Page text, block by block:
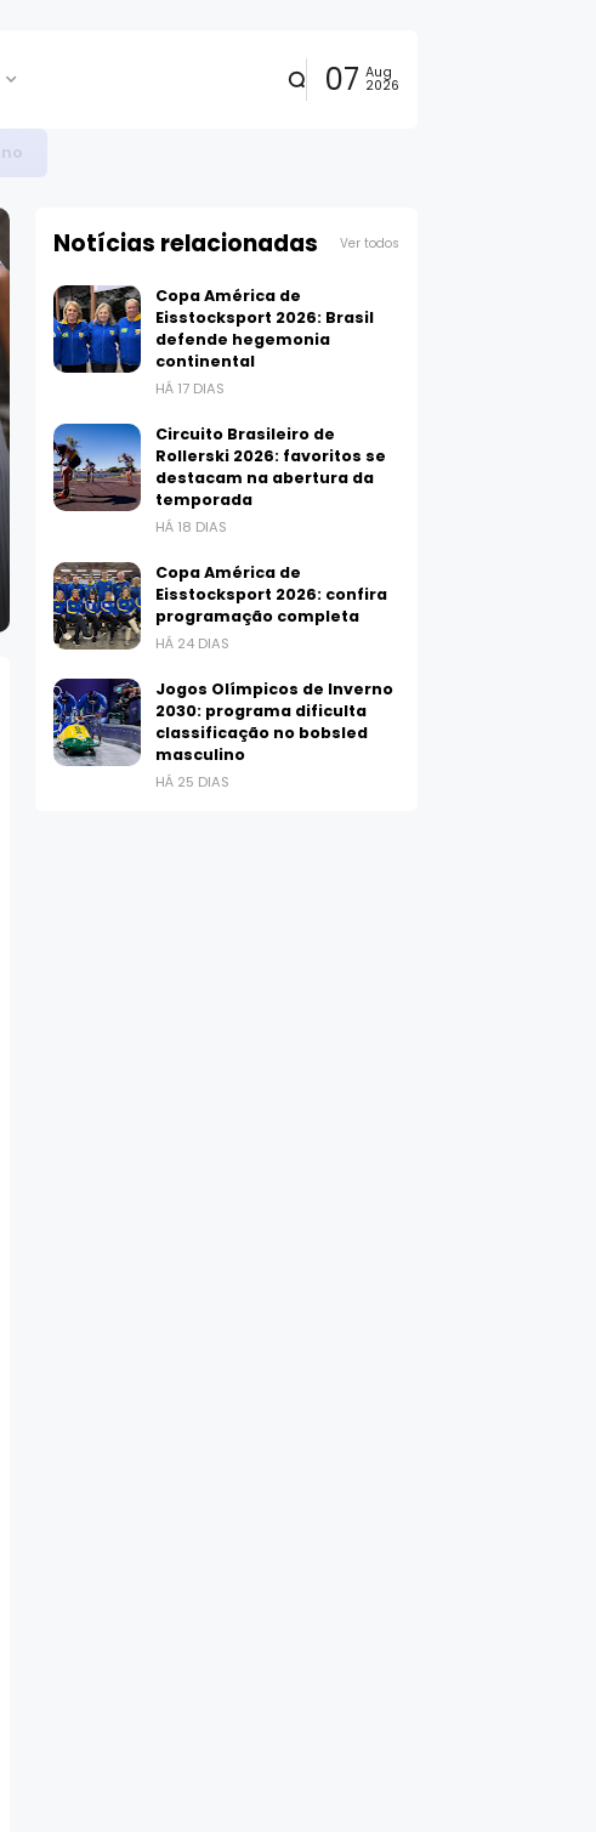
07 Aug
2026
Notícias relacionadas Ver todos
Copa América de
Eisstocksport 2026: Brasil
defende hegemonia
continental
HÁ 17 DIAS
Circuito Brasileiro de
Rollerski 2026: favoritos se
destacam na abertura da
temporada
HÁ 18 DIAS
Copa América de
Eisstocksport 2026: confira
programação completa
HÁ 24 DIAS
Jogos Olímpicos de Inverno
2030: programa dificulta
classificação no bobsled
masculino
HÁ 25 DIAS